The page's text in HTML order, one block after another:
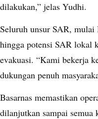
dilakukan,” jelas Yudhi.
Seluruh unsur SAR,
hingga potensi SAR lokal
evakuasi. “Kami bekerja
dukungan penuh
Basarnas memastikan
dilanjutkan sampai semua